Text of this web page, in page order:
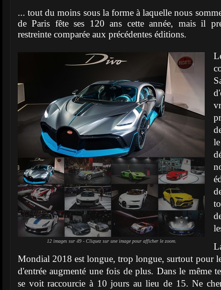
... tout du moins sous la forme à laquelle nous
de Paris fête ses 120 ans cette année, mais il
restreinte comparée aux précédentes éditions.
12 images sur 49 - Cliquez sur une image pour afficher le zoom.
Mondial 2018 est longue, trop longue, surtout pour
d'entrée augmenté une fois de plus. Dans le même
se voit raccourcie à 10 jours au lieu de 15. Ne